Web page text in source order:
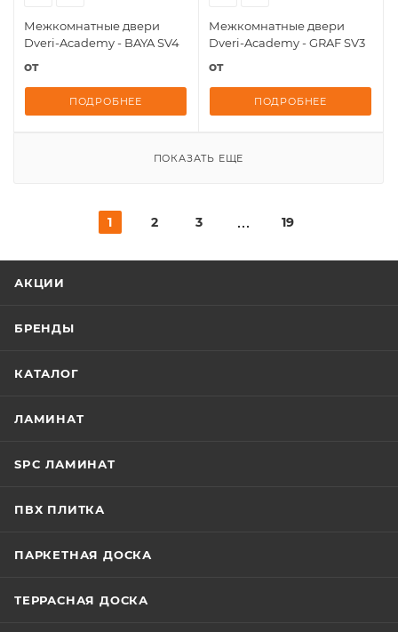
Межкомнатные двери
Dveri-Academy - BAYA SV4
от
ПОДРОБНЕЕ
Межкомнатные двери
Dveri-Academy - GRAF SV3
от
ПОДРОБНЕЕ
ПОКАЗАТЬ ЕЩЕ
1 2 3 19
АКЦИИ
БРЕНДЫ
КАТАЛОГ
ЛАМИНАТ
SPC ЛАМИНАТ
ПВХ ПЛИТКА
ПАРКЕТНАЯ ДОСКА
ТЕРРАСНАЯ ДОСКА